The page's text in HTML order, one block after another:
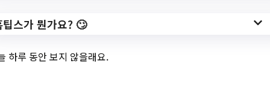
https://www.gimhae.go.kr/03360/00023/0
gcode=1172&idx=2518451&amode=view
팁스가 뭔가요? 🙄
하루 동안 보지 않을래요.